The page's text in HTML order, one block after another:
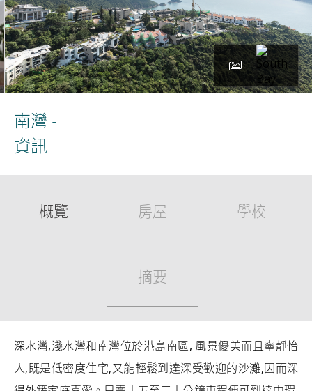
南灣 -
資訊
概覽 房屋 學校
摘要
深水灣,淺水灣和南灣位於港島南區, 風景優美而且寧靜怡
人,既是低密度住宅,又能輕鬆到達深受歡迎的沙灘,因而深